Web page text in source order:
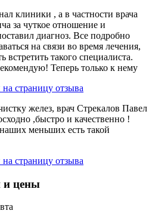
клиники , а в частности врача
за чуткое отношение и
диагноз. Все подробно
на связи во время лечения,
встретить такого специалиста.
Теперь только к нему
на страницу отзыва
желез, врач Стрекалов Павел
,быстро и качественно !
меньших есть такой
на страницу отзыва
и цены